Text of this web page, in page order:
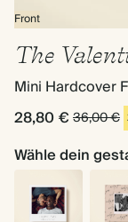
Front
The
Mini Hardcover
28,80 € 36,00 €
Wähle dein